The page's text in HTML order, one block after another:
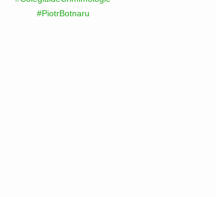
#PiotrBotnaru